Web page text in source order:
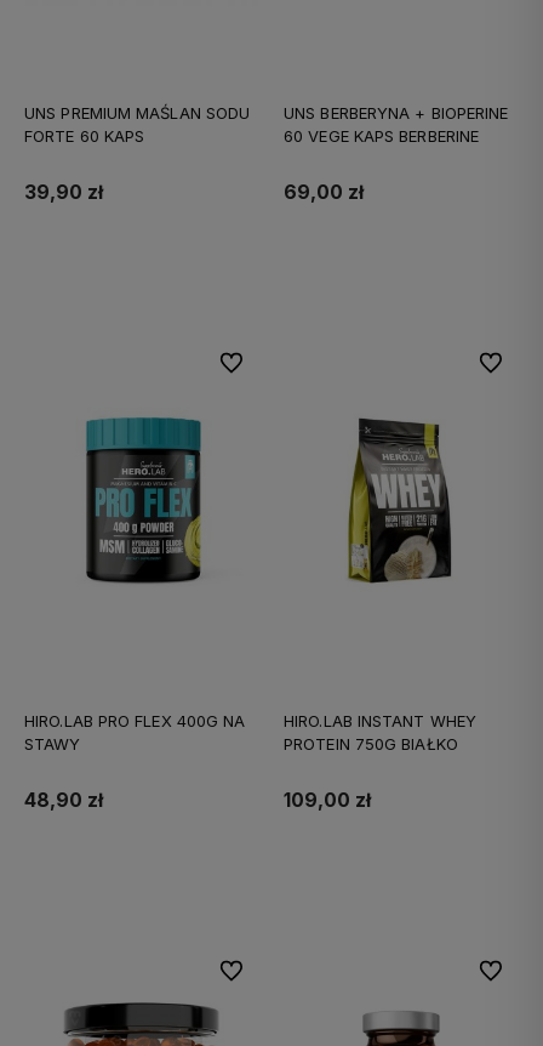
UNS PREMIUM MAŚLAN SODU
FORTE 60 KAPS
39,90 zł
UNS BERBERYNA + BIOPERINE
60 VEGE KAPS BERBERINE
69,00 zł
HIRO.LAB PRO FLEX 400G NA
STAWY
48,90 zł
Do ulubionych
HIRO.LAB INSTANT WHEY
PROTEIN 750G BIAŁKO
109,00 zł
Do
Do ulubionych Do